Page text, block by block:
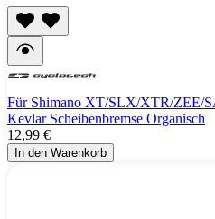
Für Shimano XT/SLX/XTR/ZEE/
Kevlar Scheibenbremse Organisch
12,99 €
In den Warenkorb